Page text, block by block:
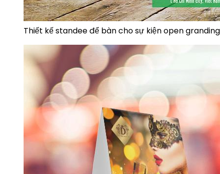
Thiết kế standee để bàn cho sự kiện open granding